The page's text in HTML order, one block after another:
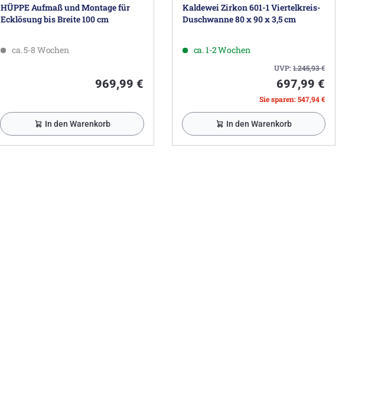
HÜPPE Aufmaß und Montage für
Ecklösung bis Breite 100 cm
ca. 5-8 Wochen
969,99 €
In den Warenkorb
Kaldewei Zirkon 601-1 Viertelkreis-
Duschwanne 80 x 90 x 3,5 cm
ca. 1-2 Wochen
UVP:1.245,93€
697,99 €
Sie sparen: 547,94 €
In den Warenkorb